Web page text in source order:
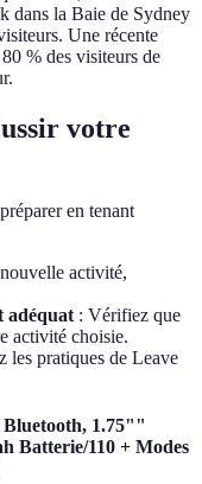
dans la Baie de Sydney
Une récente
% des visiteurs de
votre
en tenant
activité,
adéquat : Vérifiez que
activité choisie.
les pratiques de Leave
Bluetooth, 1.75""
Batterie/110 + Modes